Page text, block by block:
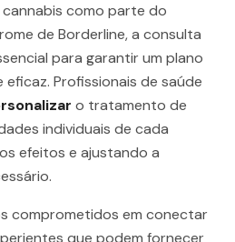
como parte do
de Borderline, a consulta
para garantir um plano
Profissionais de saúde
o tratamento de
individuais de cada
efeitos e ajustando a
comprometidos em conectar
que podem fornecer